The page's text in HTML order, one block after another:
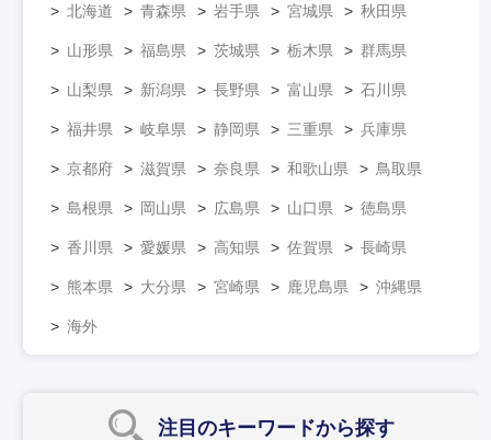
北海道 青森県 岩手県 宮城県 秋田県
山形県 福島県 茨城県 栃木県 群馬県
山梨県 新潟県 長野県 富山県 石川県
福井県 岐阜県 静岡県 三重県 兵庫県
京都府 滋賀県 奈良県 和歌山県 鳥取県
島根県 岡山県 広島県 山口県 徳島県
香川県 愛媛県 高知県 佐賀県 長崎県
熊本県 大分県 宮崎県 鹿児島県 沖縄県
海外
注目のキーワードから探す